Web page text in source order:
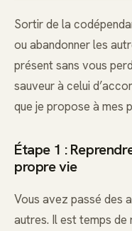
Sortir de la
ou abandonner les
présent sans vous
sauveur à celui
que je propose à mes
Étape 1 :
propre vie
Vous avez passé des
autres. Il est temps